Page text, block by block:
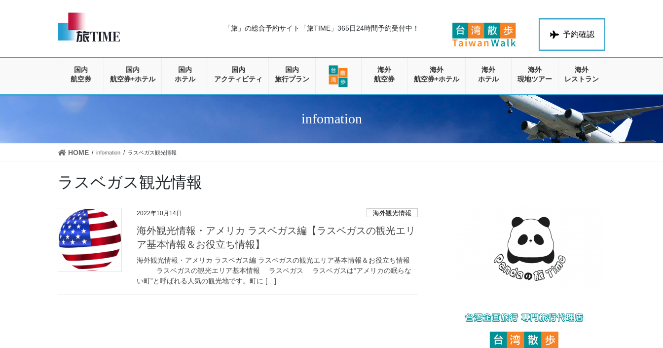
に
ョ
動
予約確認
「旅」の総合予約サイト「旅TIME」 365日24時間予約受付中！
国内
航空券
国内
航空券+ホテル
国内
ホテル
国内
アクティビティ
国内
旅行プラン
海外
航空券
海外
航空券+ホテル
海外
ホテル
海外
現地ツアー
海外
レストラン
infomation
HOME infomation ラスベガス観光情報
ラスベガス観光情報
2022年10月14日 海外観光情報
海外観光情報・アメリカ ラスベガス編【ラスベガスの観光エリ
ア基本情報＆お役立ち情報】
海外観光情報・アメリカ ラスベガス編 ラスベガスの観光エリア基本情報＆お役立ち情報
ラスベガスの観光エリア基本情報 ラスベガス ラスベガスは“アメリカの眠らな
い町”と呼ばれる人気の観光地です。町に […]